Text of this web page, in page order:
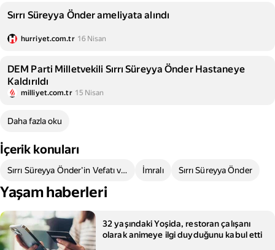
Sırrı Süreyya Önder ameliyata alındı
hurriyet.com.tr 16 Nisan
DEM Parti Milletvekili Sırrı Süreyya Önder Hastaneye
Kaldırıldı
milliyet.com.tr 15 Nisan
Daha fazla oku
İçerik konuları
Sırrı Süreyya Önder'in Vefatı ve Tepkiler İmralı Sırrı Süreyya Önder
Yaşam haberleri
32 yaşındaki Yoşida, restoran çalışanı
olarak animeye ilgi duyduğunu kabul etti